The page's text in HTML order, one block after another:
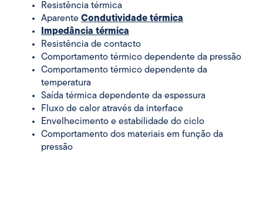
Resistência térmica
Aparente Condutividade térmica
Impedância térmica
Resistência de contacto
Comportamento térmico dependente da pressão
Comportamento térmico dependente da
temperatura
Saída térmica dependente da espessura
Fluxo de calor através da interface
Envelhecimento e estabilidade do ciclo
Comportamento dos materiais em função da
pressão